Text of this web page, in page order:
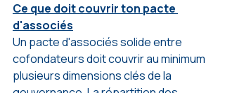
Ce que doit couvrir ton pacte
d'associés
Un pacte d'associés solide entre
cofondateurs doit couvrir au minimum
plusieurs dimensions clés de la